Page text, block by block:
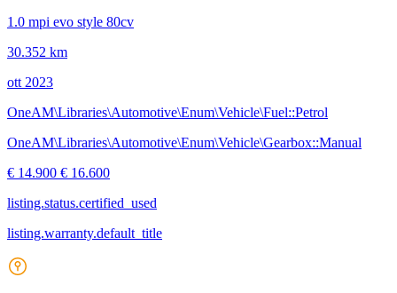
1.0 mpi evo style 80cv
30.352 km
ott 2023
OneAM\Libraries\Automotive\Enum\Vehicle\Fuel::Petrol
OneAM\Libraries\Automotive\Enum\Vehicle\Gearbox::Manual
€ 14.900 € 16.600
listing.status.certified_used
listing.warranty.default_title